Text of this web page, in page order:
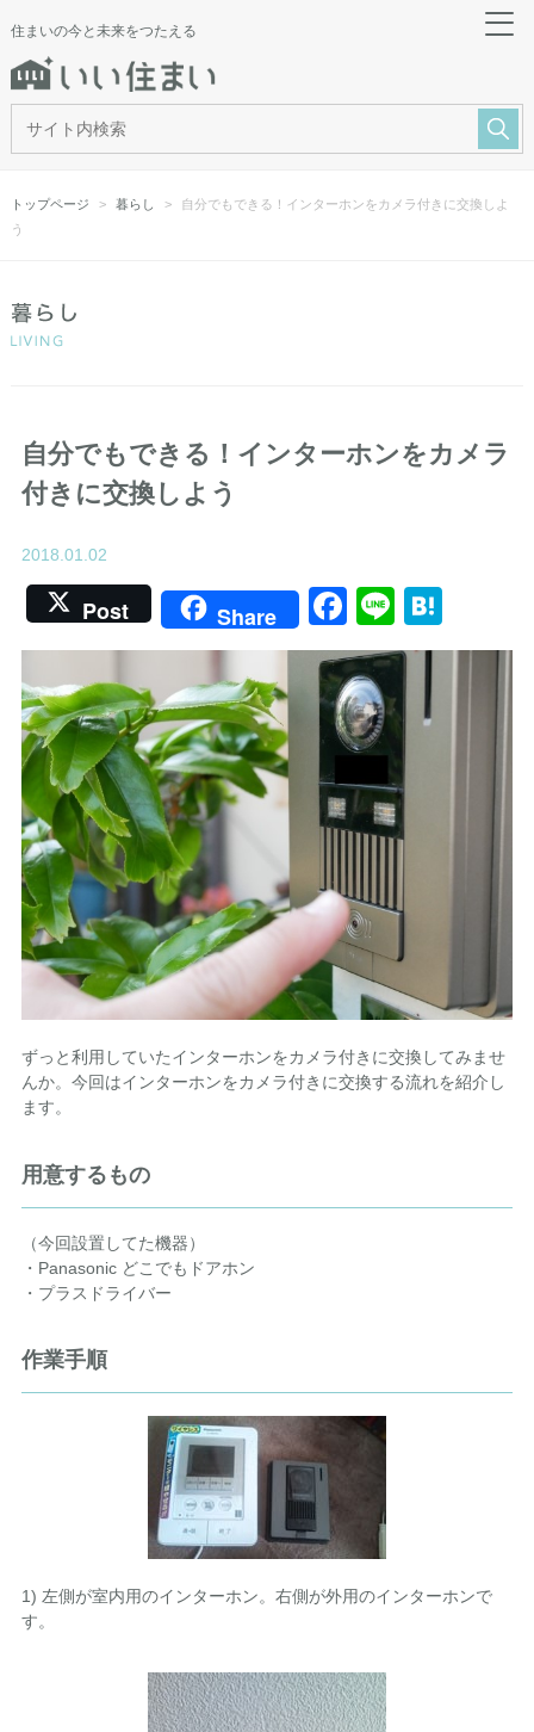
住まいの今と未来をつたえる
トップページ 暮らし
自分でもできる！インターホンをカメラ付きに交換しよ
う
自分でもできる！インターホンをカメラ
付きに交換しよう
2018.01.02
Post Share Facebook
Line
ずっと利用していたインターホンをカメラ付きに交換してみませ
んか。今回はインターホンをカメラ付きに交換する流れを紹介し
ます。
用意するもの
（今回設置してた機器）
・Panasonic どこでもドアホン
・プラスドライバー
作業手順
1) 左側が室内用のインターホン。右側が外用のインターホンで
す。